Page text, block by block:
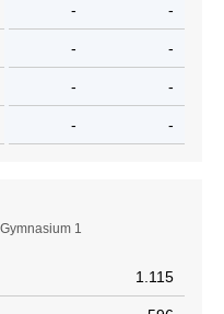
- -
- -
- -
- -
1
1.115